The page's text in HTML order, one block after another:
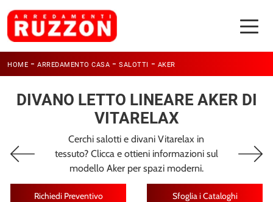
HOME - ARREDAMENTO CASA - SALOTTI - AKER
DIVANO LETTO LINEARE AKER DI
VITARELAX
Cerchi salotti e divani Vitarelax in
tessuto? Clicca e ottieni informazioni sul
modello Aker per spazi moderni.
Richiedi Preventivo Sfoglia i Cataloghi